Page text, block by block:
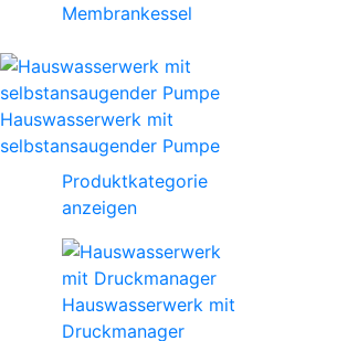
Membrankessel
Hauswasserwerk mit
selbstansaugender Pumpe
Produktkategorie
anzeigen
Hauswasserwerk mit
Druckmanager